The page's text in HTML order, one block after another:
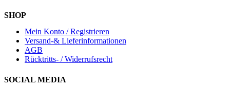
SHOP
Mein Konto / Registrieren
Versand-& Lieferinformationen
AGB
Rücktritts- / Widerrufsrecht
SOCIAL MEDIA